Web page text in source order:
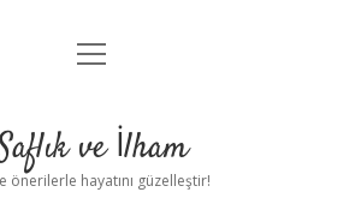
Anasayfa
Yasal Uyarı
menüyü
ve İlham
önerilerle hayatını güzelleştir!